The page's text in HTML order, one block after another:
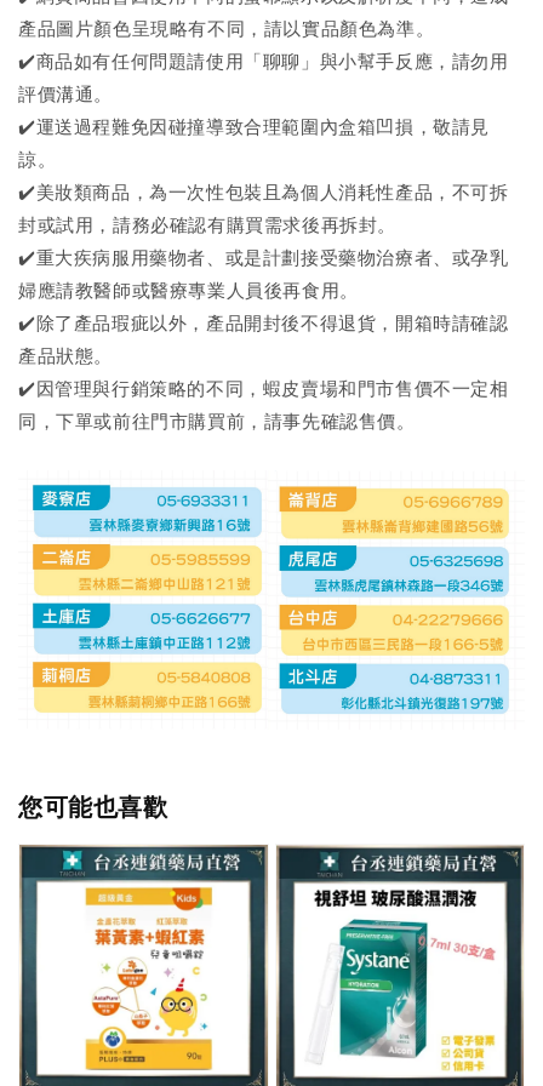
產品圖片顏色呈現略有不同，請以實品顏色為準。
✔️商品如有任何問題請使用「聊聊」與小幫手反應，請勿用
評價溝通。
✔️運送過程難免因碰撞導致合理範圍內盒箱凹損，敬請見
諒。
✔️美妝類商品，為一次性包裝且為個人消耗性產品，不可拆
封或試用，請務必確認有購買需求後再拆封。
✔️重大疾病服用藥物者、或是計劃接受藥物治療者、或孕乳
婦應請教醫師或醫療專業人員後再食用。
✔️除了產品瑕疵以外，產品開封後不得退貨，開箱時請確認
產品狀態。
✔️因管理與行銷策略的不同，蝦皮賣場和門市售價不一定相
同，下單或前往門市購買前，請事先確認售價。
您可能也喜歡